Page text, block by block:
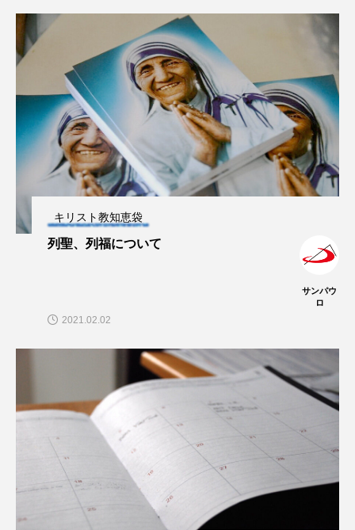
キリスト教知恵袋
列聖、列福について
サンパウ
ロ
2021.02.02